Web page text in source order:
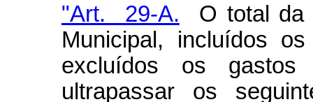
"Art. 29-A. O total da
Municipal, incluídos
excluídos os
ultrapassar os